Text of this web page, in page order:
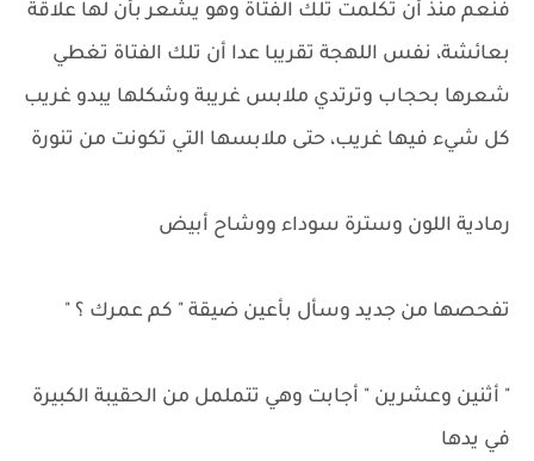
فنعم منذ أن تكلمت تلك الفتاة وهو يشعر بأن لها علاقة
بعائشة، نفس اللهجة تقريبا عدا أن تلك الفتاة تغطي
شعرها بحجاب وترتدي ملابس غريبة وشكلها يبدو غريب
كل شيء فيها غريب، حتى ملابسها التي تكونت من تنورة
رمادية اللون وسترة سوداء ووشاح أبيض
تفحصها من جديد وسأل بأعين ضيقة " كم عمرك ؟ "
" أثنين وعشرين " أجابت وهي تتململ من الحقيبة الكبيرة
في يدها